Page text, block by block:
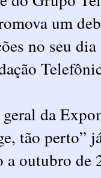
um
no seu
da
tão perto”
a outubro de